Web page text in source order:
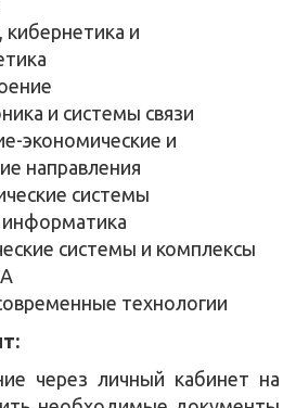
и
и системы связи
экономические и
направления
системы
системы и комплексы
технологии
через личный кабинет на